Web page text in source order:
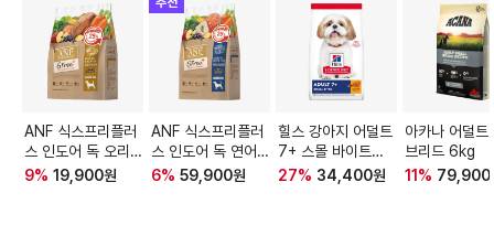
ANF 식스프리플러
스 인도어 독 오리고
기&연어 1.6kg
9% 19,900원
ANF 식스프리플러
스 인도어 독 연어&
흰살생선 5.6kg
6% 59,900원
힐스 강아지 어덜트
7+ 스몰 바이트
2kg
27% 34,400원
아카나 어덜트
브리드 6kg
11 % 79,900